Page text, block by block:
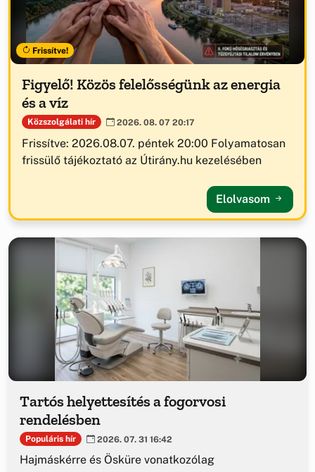
Frissítve!
Figyelő! Közös felelősségünk az energia
és a víz
Közszolgálati hír 2026. 08. 07 20:17
Frissítve: 2026.08.07. péntek 20:00 Folyamatosan
frissülő tájékoztató az Útirány.hu kezelésében
Elolvasom
Tartós helyettesítés a fogorvosi
rendelésben
Populáris hír 2026. 07. 31 16:42
Hajmáskérre és Ösküre vonatkozólag